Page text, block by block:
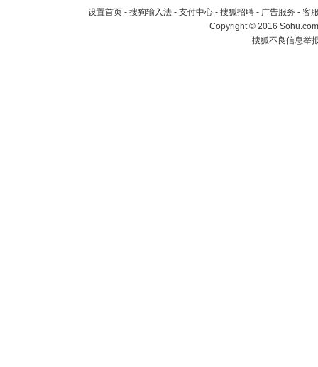
设置首页 - 搜狗输入法 - 支付中心 - 搜狐招聘 - 广告服务 - 客
Copyright©2016
搜狐不良信息举